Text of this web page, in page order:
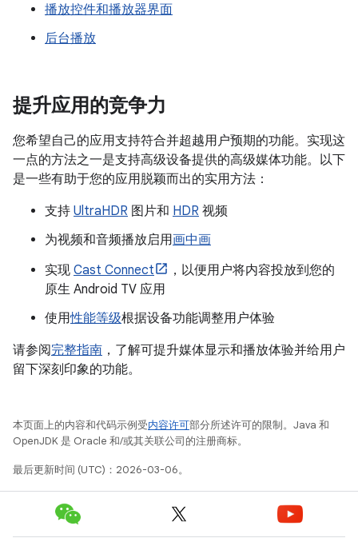
播放控件和播放器界面
后台播放
提升应用的竞争力
您希望自己的应用支持符合并超越用户预期的功能。实现这
一点的方法之一是支持高级设备提供的高级媒体功能。以下
是一些有助于您的应用脱颖而出的实用方法：
支持 UltraHDR 图片和 HDR 视频
为视频和音频播放启用画中画
实现 Cast Connect
，以便用户将内容投放到您的
原生 Android TV 应用
使用性能等级根据设备功能调整用户体验
请参阅完整指南 ，了解可提升媒体显示和播放体验并给用户
留下深刻印象的功能。
本页面上的内容和代码示例受内容许可部分所述许可的限制。Java 和
OpenJDK 是 Oracle 和/或其关联公司的注册商标。
最后更新时间 (UTC)：2026-03-06。